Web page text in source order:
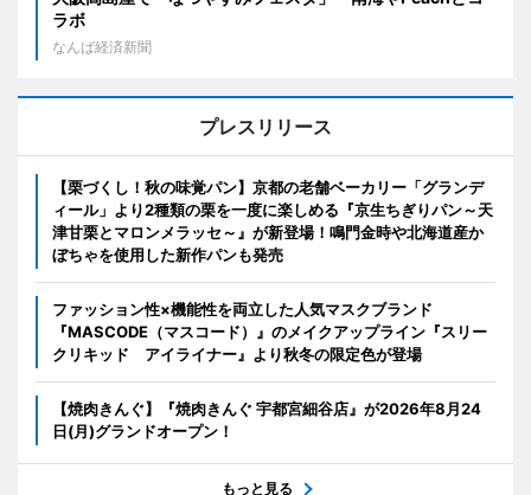
ラボ
なんば経済新聞
プレスリリース
【栗づくし！秋の味覚パン】京都の老舗ベーカリー「グランデ
ィール」より2種類の栗を一度に楽しめる『京生ちぎりパン～天
津甘栗とマロンメラッセ～』が新登場！鳴門金時や北海道産か
ぼちゃを使用した新作パンも発売
ファッション性×機能性を両立した人気マスクブランド
『MASCODE（マスコード）』のメイクアップライン『スリー
クリキッド アイライナー』より秋冬の限定色が登場
【焼肉きんぐ】『焼肉きんぐ 宇都宮細谷店』が2026年8月24
日(月)グランドオープン！
もっと見る